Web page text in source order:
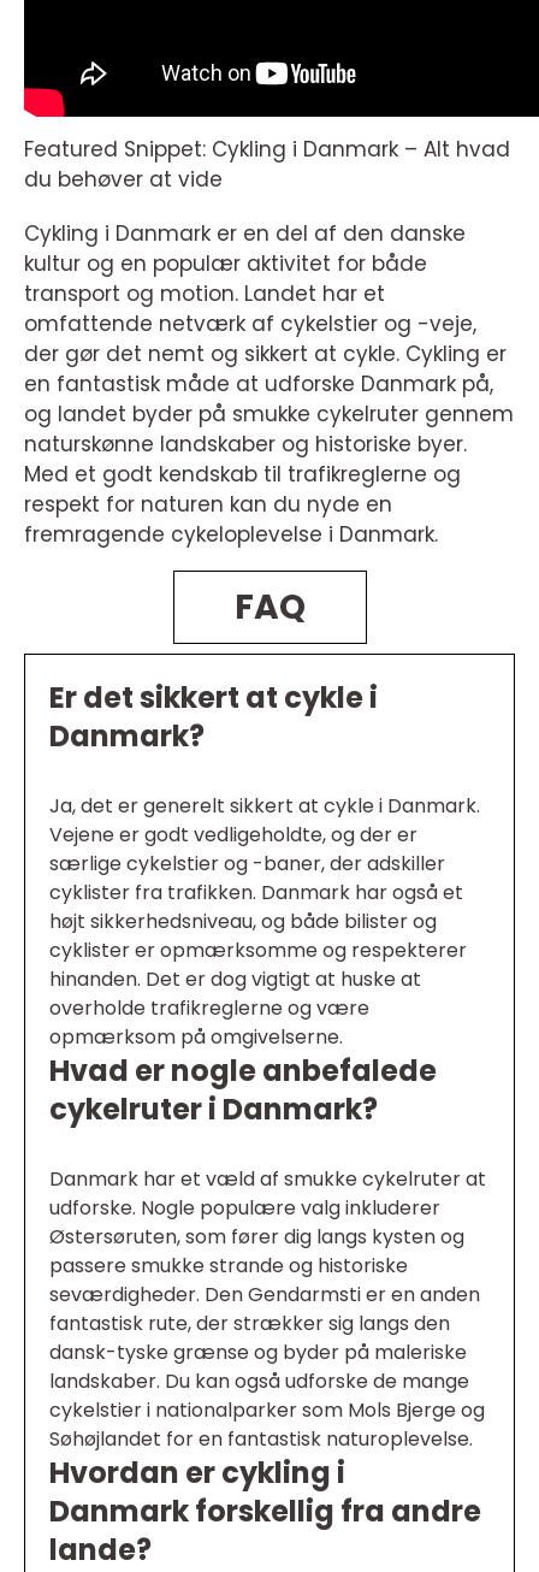
Featured Snippet: Cykling i Danmark – Alt hvad
du behøver at vide
Cykling i Danmark er en del af den danske
kultur og en populær aktivitet for både
transport og motion. Landet har et
omfattende netværk af cykelstier og -veje,
der gør det nemt og sikkert at cykle. Cykling er
en fantastisk måde at udforske Danmark på,
og landet byder på smukke cykelruter gennem
naturskønne landskaber og historiske byer.
Med et godt kendskab til trafikreglerne og
respekt for naturen kan du nyde en
fremragende cykeloplevelse i Danmark.
FAQ
Er det sikkert at cykle i
Danmark?
Ja, det er generelt sikkert at cykle i Danmark.
Vejene er godt vedligeholdte, og der er
særlige cykelstier og -baner, der adskiller
cyklister fra trafikken. Danmark har også et
højt sikkerhedsniveau, og både bilister og
cyklister er opmærksomme og respekterer
hinanden. Det er dog vigtigt at huske at
overholde trafikreglerne og være
opmærksom på omgivelserne.
Hvad er nogle anbefalede
cykelruter i Danmark?
Danmark har et væld af smukke cykelruter at
udforske. Nogle populære valg inkluderer
Østersøruten, som fører dig langs kysten og
passere smukke strande og historiske
seværdigheder. Den Gendarmsti er en anden
fantastisk rute, der strækker sig langs den
dansk-tyske grænse og byder på maleriske
landskaber. Du kan også udforske de mange
cykelstier i nationalparker som Mols Bjerge og
Søhøjlandet for en fantastisk naturoplevelse.
Hvordan er cykling i
Danmark forskellig fra andre
lande?